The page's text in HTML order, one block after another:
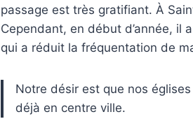
passage est très gratifiant. À
Cependant, en début d’année, il
qui a réduit la fréquentation de
Notre désir est que nos
déjà en centre ville.